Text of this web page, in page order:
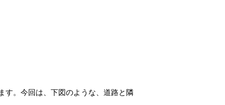
す。 今回は、下図のような、道路と隣